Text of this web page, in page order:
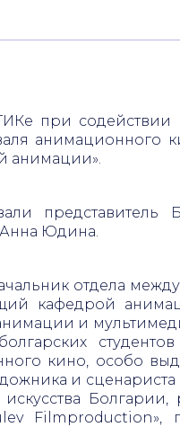
при содействии
анимационного
анимации».
Юдина.
отдела
кафедрой
и
кино, особо
и